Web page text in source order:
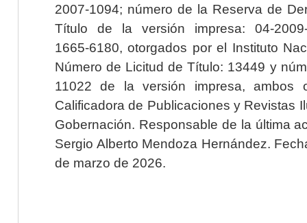
2007-1094; número de la Reserva de
Título de la versión impresa: 04-2009-
1665-6180, otorgados por el Instituto
Número de Licitud de Título: 13449 y
11022 de la versión impresa, ambos
Calificadora de Publicaciones y Revistas
Gobernación. Responsable de la última
Sergio Alberto Mendoza Hernández.
de marzo de 2026.